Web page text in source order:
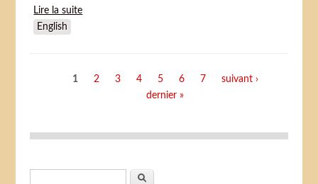
Lire la suite
English
1 2 3 4 5 6 7
suivant ›
dernier »
Formulaire de recherche
Rechercher